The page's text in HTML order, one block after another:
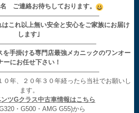
ご連絡お待ちしております。
これ以上無い安全と安心をご家族にお届け
します｣
を手掛ける専門店最強メカニックのワンオー
ーにお任せ下さい！
０年、２０年３０年経ったら当社でお願いし
ます。
ツGクラス中古車情報はこちら
・G500・AMG G55)から